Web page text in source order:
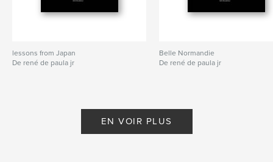
lessons from Japan
De rené de paula jr
Belle Normandie
De rené de paula jr
EN VOIR PLUS